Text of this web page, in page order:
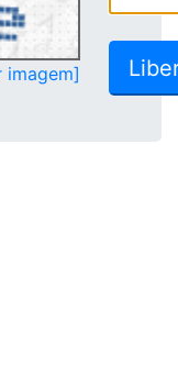
imagem]